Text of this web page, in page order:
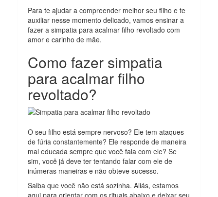
Para te ajudar a compreender melhor seu filho e te
auxiliar nesse momento delicado, vamos ensinar a
fazer a simpatia para acalmar filho revoltado com
amor e carinho de mãe.
Como fazer simpatia
para acalmar filho
revoltado?
O seu filho está sempre nervoso? Ele tem ataques
de fúria constantemente? Ele responde de maneira
mal educada sempre que você fala com ele? Se
sim, você já deve ter tentando falar com ele de
inúmeras maneiras e não obteve sucesso.
Saiba que você não está sozinha. Aliás, estamos
aqui para orientar com os rituais abaixo e deixar seu